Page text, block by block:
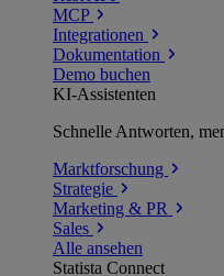
MCP
Integrationen
Dokumentation
Demo buchen
KI-Assistenten
Schnelle Antworten,
Marktforschung
Strategie
Marketing & PR
Sales
Alle ansehen
Statista Connect